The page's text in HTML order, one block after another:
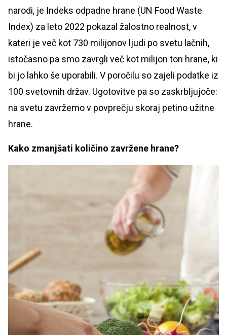
narodi, je Indeks odpadne hrane (UN Food Waste
Index) za leto 2022 pokazal žalostno realnost, v
kateri je več kot 730 milijonov ljudi po svetu lačnih,
istočasno pa smo zavrgli več kot milijon ton hrane, ki
bi jo lahko še uporabili. V poročilu so zajeli podatke iz
100 svetovnih držav. Ugotovitve pa so zaskrbljujoče:
na svetu zavržemo v povprečju skoraj petino užitne
hrane.
Kako zmanjšati količino zavržene hrane?